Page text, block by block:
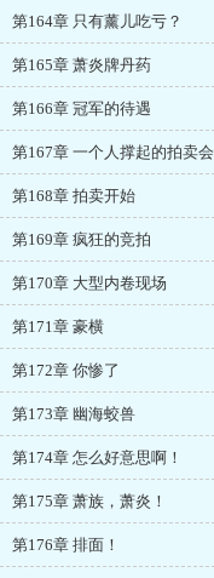
第164章 只有薰儿吃亏？
第165章 萧炎牌丹药
第166章 冠军的待遇
第167章 一个人撑起的拍卖会
第168章 拍卖开始
第169章 疯狂的竞拍
第170章 大型内卷现场
第171章 豪横
第172章 你惨了
第173章 幽海蛟兽
第174章 怎么好意思啊！
第175章 萧族，萧炎！
第176章 排面！